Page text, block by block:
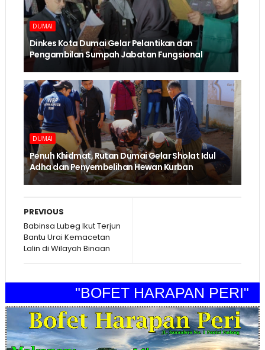
DUMAI
Dinkes Kota Dumai Gelar Pelantikan dan
Pengambilan Sumpah Jabatan Fungsional
DUMAI
Penuh Khidmat, Rutan Dumai Gelar Sholat Idul
Adha dan Penyembelihan Hewan Kurban
PREVIOUS
Babinsa Lubeg Ikut Terjun
Bantu Urai Kemacetan
Lalin di Wilayah Binaan
"BOFET HARAPAN PERI"